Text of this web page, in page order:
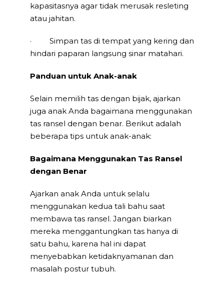
kapasitasnya agar tidak merusak resleting
atau jahitan.
· Simpan tas di tempat yang kering dan
hindari paparan langsung sinar matahari.
Panduan untuk Anak-anak
Selain memilih tas dengan bijak, ajarkan
juga anak Anda bagaimana menggunakan
tas ransel dengan benar. Berikut adalah
beberapa tips untuk anak-anak:
Bagaimana Menggunakan Tas Ransel
dengan Benar
Ajarkan anak Anda untuk selalu
menggunakan kedua tali bahu saat
membawa tas ransel. Jangan biarkan
mereka menggantungkan tas hanya di
satu bahu, karena hal ini dapat
menyebabkan ketidaknyamanan dan
masalah postur tubuh.